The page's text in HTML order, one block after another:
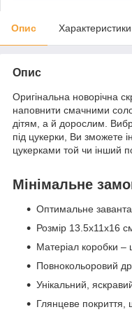
Опис Характеристики
Опис
Оригінальна новорічна
наповнити смачними
дітям, а й дорослим.
під цукерки, Ви зможете
цукерками той чи інший
Мінімальне
Оптимальне
Розмір 13.5x11x16
Матеріал коробки –
Повнокольоровий
Унікальний,
Глянцеве покриття,